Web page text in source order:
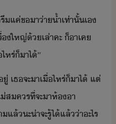
แค่​ขา​่า้ำ​เท่าั้เ​
ใหญ่​้​เล่า​คะ​ ​็​า​เค​
หร่​็​า​ไ้​”
เธ​จะ​า​เื่ไหร่​็​า​ไ้​ ​แต่​
สคร​ที่จะ​า​ห้​า​
ล้​ะ​่าจะ​รู้​ไ้​แล้​่า​ะไร​